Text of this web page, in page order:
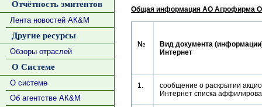
Отчётность эмитентов
Лента новостей АК&М
Другие ресурсы
Обзоры отраслей
О Системе
О системе
Об агентстве АК&М
Общая информация АО Агрофирма
№
Вид документа
Интернет
1.
сообщение о раскрытии
Интернет списка